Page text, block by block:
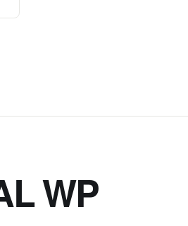
WP